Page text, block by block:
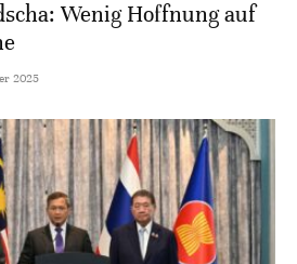
Wenig Hoffnung auf
2025